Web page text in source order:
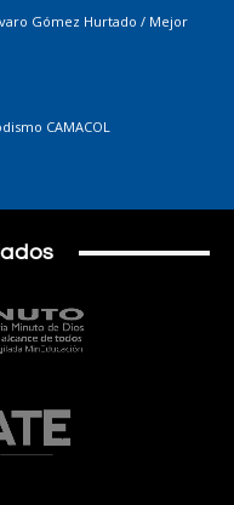
Gómez Hurtado / Mejor
CAMACOL